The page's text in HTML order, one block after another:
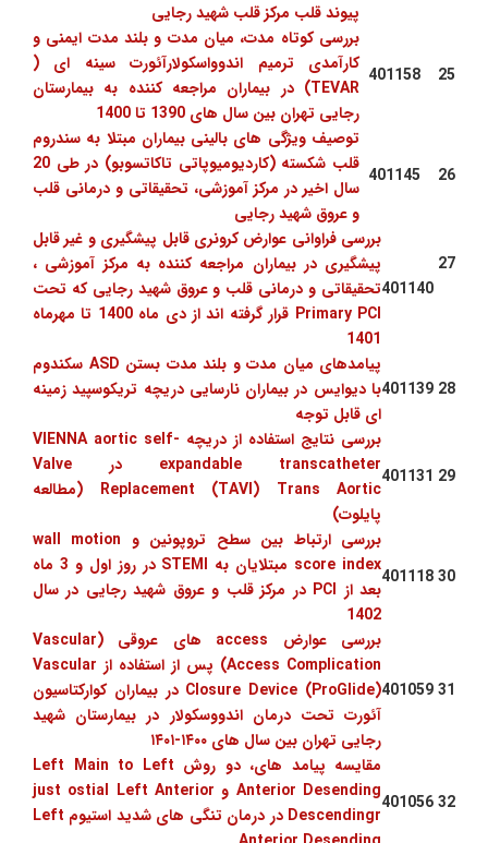
پیوند قلب مرکز قلب شهید رجایی
25
401158
بررسی کوتاه مدت، میان مدت و بلند مدت ایمنی و
کارآمدی ترمیم اندوواسکولارآئورت سینه ای (
TEVAR) در بیماران مراجعه کننده به بیمارستان
رجایی تهران بین سال های 1390 تا 1400
26
401145
توصیف ویژگی های بالینی بیماران مبتلا به سندروم
قلب شکسته (کاردیومیوپاتی تاکاتسوبو) در طی 20
سال اخیر در مرکز آموزشی، تحقیقاتی و درمانی قلب
و عروق شهید رجایی
401140
بررسی فراوانی عوارض کرونری قابل پیشگیری و غیر قابل
پیشگیری در بیماران مراجعه کننده به مرکز آموزشی ،
تحقیقاتی و درمانی قلب و عروق شهید رجایی که تحت
Primary PCI قرار گرفته اند از دی ماه 1400 تا مهرماه
1401
28
401139
پیامدهای میان مدت و بلند مدت بستن ASD سکندوم
با دیوایس در بیماران نارسایی دریچه تریکوسپید زمینه
ای قابل توجه
29
401131
بررسی نتایج استفاده از دریچه VIENNA aortic self-
expandable transcatheter در Valve
Replacement (TAVI) Trans Aortic (مطالعه
پایلوت)
30
401118
بررسی ارتباط بین سطح تروپونین و wall motion
score index مبتلایان به STEMI در روز اول و 3 ماه
بعد از PCI در مرکز قلب و عروق شهید رجایی در سال
1402
31
401059
بررسی عوارض access های عروقی (Vascular
Access Complication) پس از استفاده از Vascular
Closure Device (ProGlide) در بیماران کوارکتاسیون
آئورت تحت درمان اندووسکولار در بیمارستان شهید
رجایی تهران بین سال های ۱۴۰۰-۱۴۰۱
32
401056
مقایسه پیامد های، دو روش Left Main to Left
Anterior Desending و just ostial Left Anterior
Descendingr در درمان تنگی های شدید استیوم Left